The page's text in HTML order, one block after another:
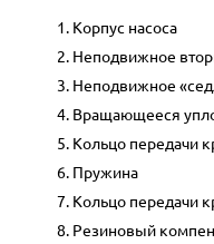
Корпус насоса
Неподвижное
Неподвижное
Вращающееся
Кольцо передачи
Пружина
Кольцо передачи
Резиновый